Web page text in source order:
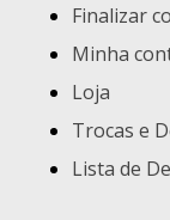
Finalizar
Minha
Loja
Trocas e
Lista de